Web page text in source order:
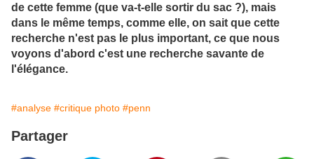
de cette femme (que va-t-elle sortir du sac ?), mais
dans le même temps, comme elle, on sait que cette
recherche n'est pas le plus important, ce que nous
voyons d'abord c'est une recherche savante de
l'élégance.
#analyse #critique photo #penn
Partager